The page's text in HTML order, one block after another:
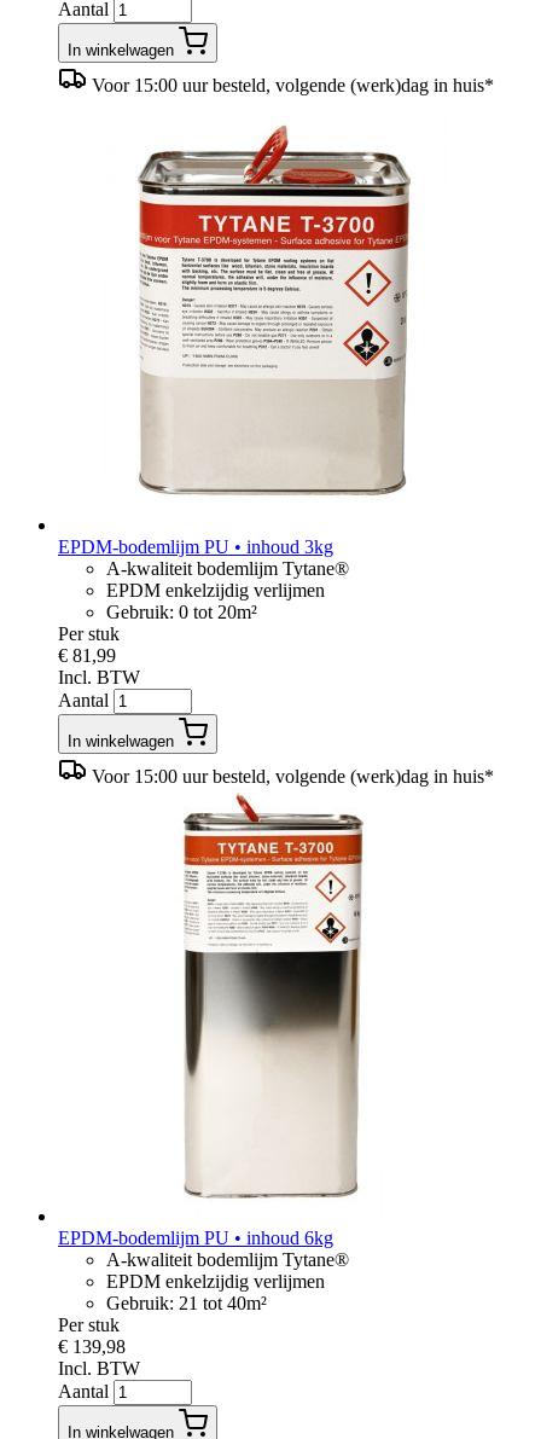
Aantal
In winkelwagen
Voor 15:00 uur besteld, volgende (werk)dag in huis*
EPDM-bodemlijm PU • inhoud 3kg
A-kwaliteit bodemlijm Tytane®
EPDM enkelzijdig verlijmen
Gebruik: 0 tot 20m²
Per stuk
€ 81,99
Incl. BTW
Aantal
In winkelwagen
Voor 15:00 uur besteld, volgende (werk)dag in huis*
EPDM-bodemlijm PU • inhoud 6kg
A-kwaliteit bodemlijm Tytane®
EPDM enkelzijdig verlijmen
Gebruik: 21 tot 40m²
Per stuk
€ 139,98
Incl. BTW
Aantal
In winkelwagen